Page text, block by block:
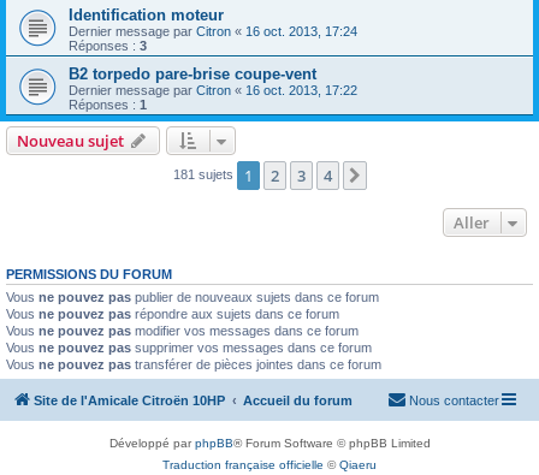
Identification moteur
Dernier message par Citron « 16 oct. 2013, 17:24
Réponses : 3
B2 torpedo pare-brise coupe-vent
Dernier message par Citron « 16 oct. 2013, 17:22
Réponses : 1
Nouveau sujet
181 sujets 1 2 3 4
Aller
PERMISSIONS DU FORUM
Vous ne pouvez pas publier de nouveaux sujets dans ce forum
Vous ne pouvez pas répondre aux sujets dans ce forum
Vous ne pouvez pas modifier vos messages dans ce forum
Vous ne pouvez pas supprimer vos messages dans ce forum
Vous ne pouvez pas transférer de pièces jointes dans ce forum
Site de l'Amicale Citroën 10HP Accueil du forum Nous contacter
Développé parphpBB® Forum Software © phpBB Limited
Traduction française officielle ©Qiaeru